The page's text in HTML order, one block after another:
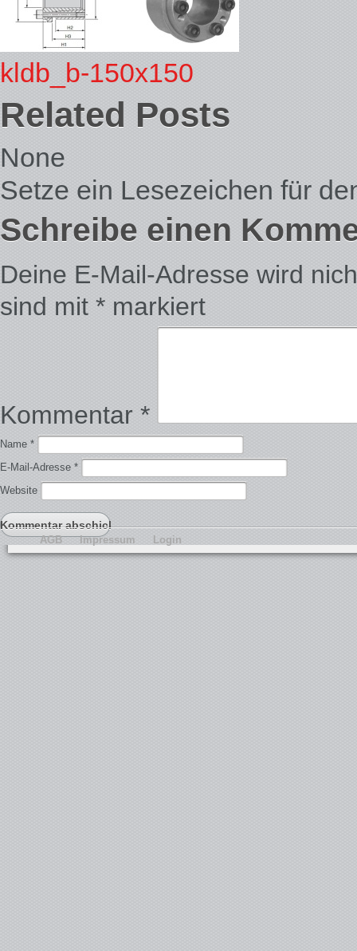
kldb_b-150x150
Related Posts
None
Setze ein Lesezeichen für
Schreibe einen
Deine E-Mail-Adresse wird
sind mit * markiert
Kommentar *
Name *
E-Mail-Adresse *
Website
AGB Impressum Login